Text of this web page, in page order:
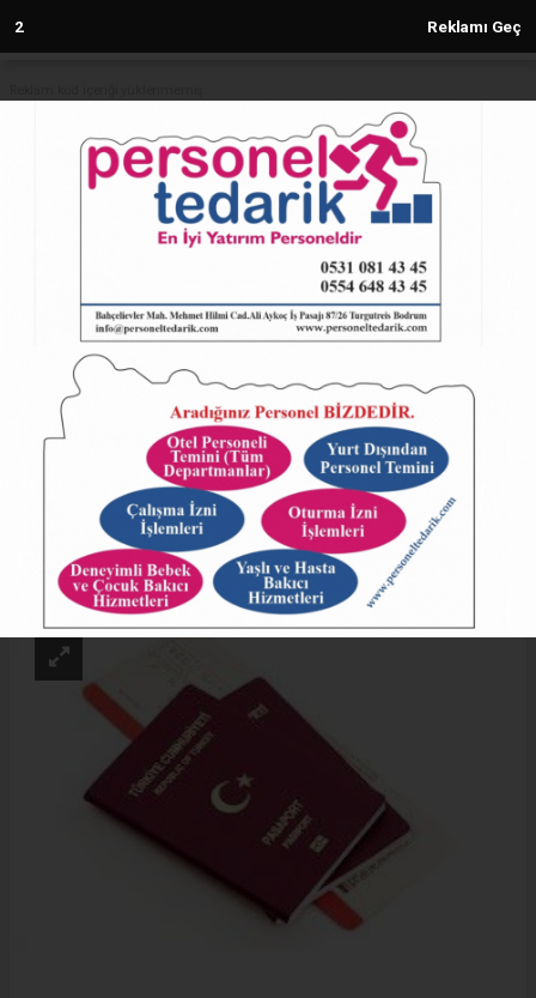
2 Reklamı Geç
Anasayfa TÜRKİYE
Türkler, Avrupa'nın Vizesiz Tek
Ülkesine Akın Ediyor: Hem Eğitim
Hem Tatil Çok Ucuz
TÜRKİYE
18.02.2025 - 22:35, Güncelleme: 18.02.2025 - 22:35
Türkler, Avrupa'nın Vizesiz Tek Ülkesine Akın
Ediyor: Hem Eğitim Hem Tatil Çok Ucuz
ABONE OL